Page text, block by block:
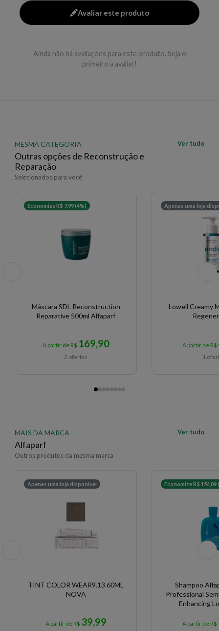
melhor efeito.
Avaliar este produto
Ainda não há avaliações para este produto. Seja o
primeiro a avaliar!
MESMA CATEGORIA
Outras opções de Reconstrução e
Reparação
Selecionados para você
Ver tudo
Economize R$ 7,99 (4%)
Máscara SDL Reconstruction
Reparative 500ml Alfaparf
A partir de R$ 169,90
2 ofertas
Apenas uma loja
Lowell Creamy
A partir de R$
1
MAIS DA MARCA
Alfaparf
Outros produtos da mesma marca
Ver tudo
Apenas uma loja disponível
TINT COLOR WEAR9.13 60ML
NOVA
A partir de R$ 39,99
Economize R$ 154,09
Shampoo
Professional
Enhancing
A partir de R$